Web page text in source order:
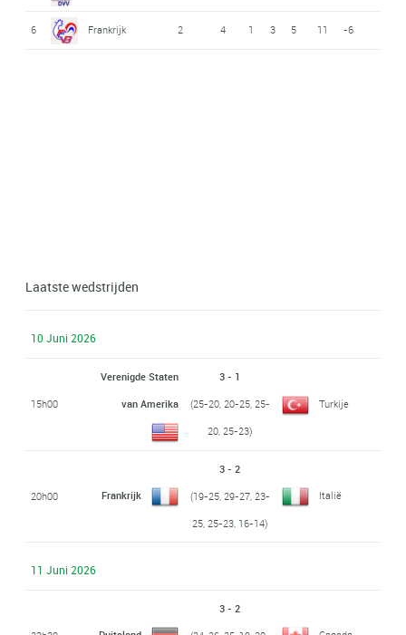
6 Frankrijk 2 4 1 3 5 11 -6
Laatste wedstrijden
10 Juni 2026
15h00
Verenigde Staten
van Amerika
3 - 1
(25-20, 20-25, 25-
20, 25-23)
Turkije
20h00 Frankrijk
3 - 2
(19-25, 29-27, 23-
25, 25-23, 16-14)
Italië
11 Juni 2026
3 - 2